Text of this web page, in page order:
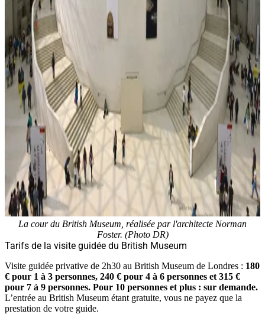
La cour du British Museum, réalisée par l'architecte Norman
Foster. (Photo DR)
Tarifs de la visite guidée du British Museum
Visite guidée privative de 2h30 au British Museum de Londres : 180
€ pour 1 à 3 personnes, 240 € pour 4 à 6 personnes et 315 €
pour 7 à 9 personnes. Pour 10 personnes et plus : sur demande.
L’entrée au British Museum étant gratuite, vous ne payez que la
prestation de votre guide.